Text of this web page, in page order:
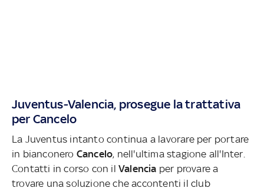
Juventus-Valencia, prosegue la trattativa
per Cancelo
La Juventus intanto continua a lavorare per portare
in bianconero Cancelo, nell'ultima stagione all'Inter.
Contatti in corso con il Valencia per provare a
trovare una soluzione che accontenti il club